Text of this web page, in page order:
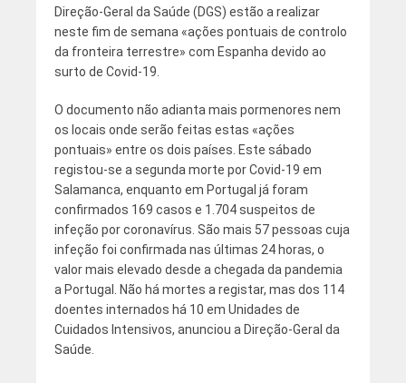
Direção-Geral da Saúde (DGS) estão a realizar
neste fim de semana «ações pontuais de controlo
da fronteira terrestre» com Espanha devido ao
surto de Covid-19.
O documento não adianta mais pormenores nem
os locais onde serão feitas estas «ações
pontuais» entre os dois países. Este sábado
registou-se a segunda morte por Covid-19 em
Salamanca, enquanto em Portugal já foram
confirmados 169 casos e 1.704 suspeitos de
infeção por coronavírus. São mais 57 pessoas cuja
infeção foi confirmada nas últimas 24 horas, o
valor mais elevado desde a chegada da pandemia
a Portugal. Não há mortes a registar, mas dos 114
doentes internados há 10 em Unidades de
Cuidados Intensivos, anunciou a Direção-Geral da
Saúde.